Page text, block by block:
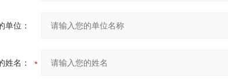
单位：
姓名：